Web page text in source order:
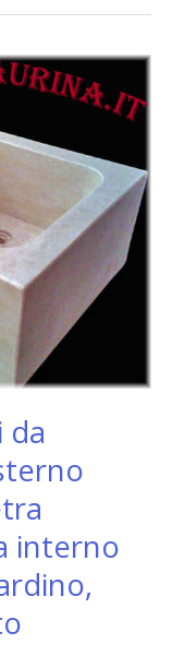
da
interno